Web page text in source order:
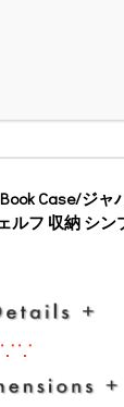
Case/ジャ
ルフ 収納 シン